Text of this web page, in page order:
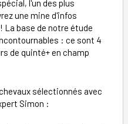
l'un des plus
une mine d'infos
base de notre étude
: ce sont 4
de quinté+ en champ
sélectionnés avec
Simon :